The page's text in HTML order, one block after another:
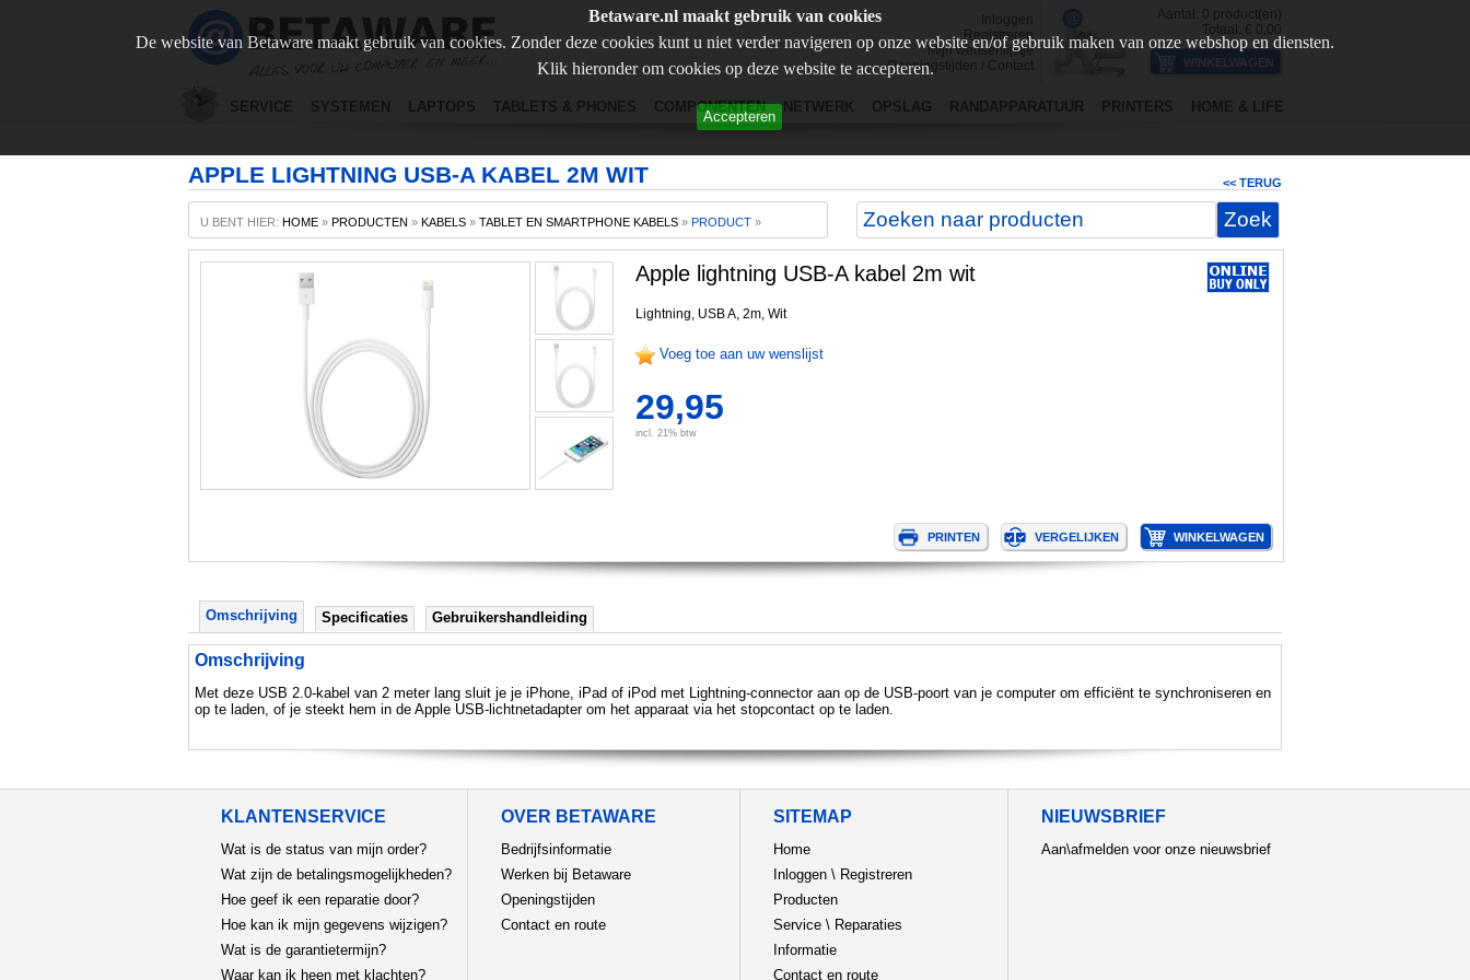
Betaware.nl maakt gebruik van cookies
De website van Betaware maakt gebruik van cookies. Zonder deze cookies kunt u niet verder navigeren op onze website en/of gebruik maken van onze webshop en diensten.
Klik hieronder om cookies op deze website te accepteren.
Accepteren
Inloggen
Registreren
Mijn wensenlijstje
Openingstijden
Contact
Aantal: 0 product(en)
Totaal: €
0,00
SERVICE SYSTEMEN LAPTOPS TABLETS & PHONES COMPONENTEN NETWERK OPSLAG RANDAPPARATUUR PRINTERS HOME & LIFE
APPLE LIGHTNING USB-A KABEL 2M WIT << TERUG
U BENT HIER: HOME » PRODUCTEN » KABELS » TABLET EN SMARTPHONE KABELS » PRODUCT »
Apple lightning USB-A kabel 2m wit
Lightning, USB A, 2m, Wit
Voeg toe aan uw wenslijst
29,95
incl. 21% btw
Omschrijving Specificaties Gebruikershandleiding
Omschrijving
Met deze USB 2.0-kabel van 2 meter lang sluit je je iPhone, iPad of iPod met Lightning-connector aan op de USB-poort van je computer om efficiënt te synchroniseren en
op te laden, of je steekt hem in de Apple USB-lichtnetadapter om het apparaat via het stopcontact op te laden.
KLANTENSERVICE
Wat is de status van mijn order?
Wat zijn de betalingsmogelijkheden?
Hoe geef ik een reparatie door?
Hoe kan ik mijn gegevens wijzigen?
Wat is de garantietermijn?
Waar kan ik heen met klachten?
OVER BETAWARE
Bedrijfsinformatie
Werken bij Betaware
Openingstijden
Contact en route
SITEMAP
Home
Inloggen \ Registreren
Producten
Service \ Reparaties
Informatie
Contact en route
NIEUWSBRIEF
Aan\afmelden voor onze nieuwsbrief